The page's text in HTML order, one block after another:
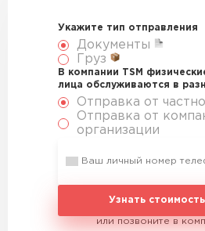
Укажите тип отправления
Документы
Груз
В компании TSM
лица обслуживаются в
Отправка от
Отправка от
организации
Узнать
или позвоните в